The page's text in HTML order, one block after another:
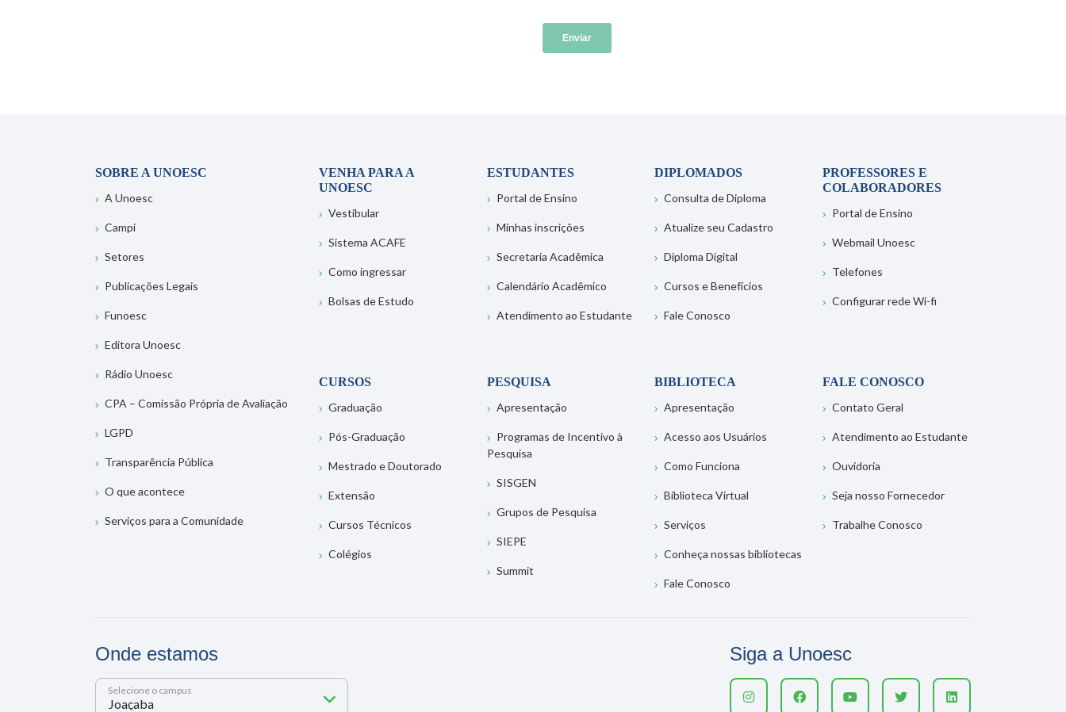
SOBRE A UNOESC
A Unoesc
Campi
Setores
Publicações Legais
Funoesc
Editora Unoesc
Rádio Unoesc
CPA – Comissão Própria de Avaliação
LGPD
Transparência Pública
O que acontece
Serviços para a Comunidade
VENHA PARA A
UNOESC
Vestibular
Sistema ACAFE
Como ingressar
Bolsas de Estudo
ESTUDANTES
Portal de Ensino
Minhas inscrições
Secretaria Acadêmica
Calendário Acadêmico
Atendimento ao Estudante
DIPLOMADOS
Consulta de Diploma
Atualize seu Cadastro
Diploma Digital
Cursos e Benefícios
Fale Conosco
PROFESSORES E
COLABORADORES
Portal de Ensino
Webmail Unoesc
Telefones
Configurar rede Wi-fi
CURSOS
Graduação
Pós-Graduação
Mestrado e Doutorado
Extensão
Cursos Técnicos
Colégios
PESQUISA
Apresentação
Programas de Incentivo à
Pesquisa
SISGEN
Grupos de Pesquisa
SIEPE
Summit
BIBLIOTECA
Apresentação
Acesso aos Usuários
Como Funciona
Biblioteca Virtual
Serviços
Conheça nossas bibliotecas
Fale Conosco
FALE CONOSCO
Contato Geral
Atendimento ao Estudante
Ouvidoria
Seja nosso Fornecedor
Trabalhe Conosco
Onde estamos
Selecione o campus
Siga a Unoesc